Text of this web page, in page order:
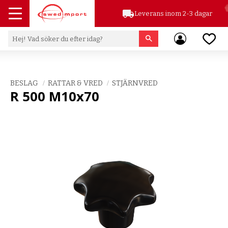
Meny
local_shippingLeverans inom 2-3 dagar
BESLAG RATTAR & VRED STJÄRNVRED
R 500 M10x70